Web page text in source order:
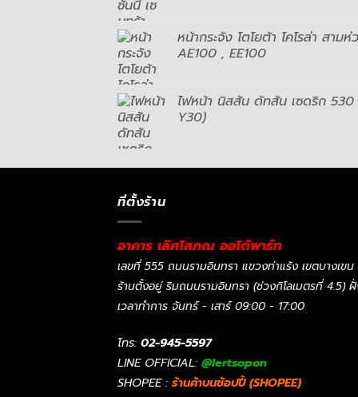
หน้ากระจัง โตโยต้า โคโรล่า สาม
AE100 , EE100
ไฟหน้า นิสสัน ดัทสัน เซดริก 530
Y30)
ที่ตั้งร้าน
อาคาร เลิศโสภณ ออโต้พาร์ท
เลขที่ 555 ถนนรามอินทรา แขวงท่าแร้ง เขตบางเข
ร้านตั้งอยู่ ริมถนนรามอินทรา (ช่วงกิโลเมตรที่ 4.5)
เวลาทำการ จันทร์ - เสาร์ 09:00 - 17:00
โทร: 02-945-5597
LINE OFFICIAL: @lertsopon
SHOPEE : ร้านค้าบนช้อปปี้ (SHOPEE)